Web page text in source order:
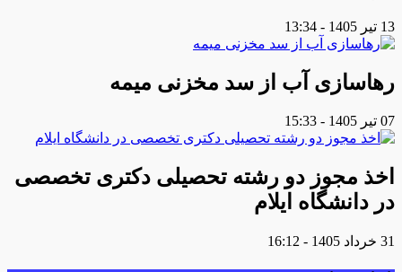
13 تیر 1405 - 13:34
رهاسازی آب از سد مخزنی میمه
07 تیر 1405 - 15:33
اخذ مجوز دو رشته تحصیلی دکتری تخصصی
در دانشگاه ایلام
31 خرداد 1405 - 16:12